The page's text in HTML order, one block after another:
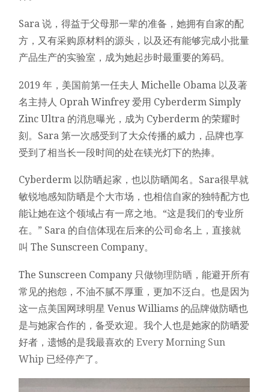
Sara 说，得益于父母那一辈的准备，她拥有自家的配
方，又有采购原材料的源头，以及还有能够完成小批量
产品生产的实验室，成为她起步时最重要的筹码。
2019 年，美国前第一任夫人 Michelle Obama 以及著
名主持人 Oprah Winfrey 爱用 Cyberderm Simply
Zinc Ultra 的消息曝光，成为 Cyberderm 的荣耀时
刻。Sara 第一次感受到了大众传播的威力，品牌也享
受到了相当长一段时间的处在镁光灯下的热捧。
Cyberderm 以防晒起家，也以防晒闻名。Sara很早就
敏锐地感知防晒是个大市场，也相信自家的独特配方也
能让她在这个领域占有一席之地。“这是我们的专业所
在。” Sara 的自信体现在后来的公司命名上，直接就
叫 The Sunscreen Company。
The Sunscreen Company 只做物理防晒 ，能避开所有
常见的抱怨，不油不腻不厚重，更加不泛白。也是因为
这一点美国网球明星 Venus Williams 的品牌做防晒也
是与她家合作的，备受欢迎。我个人也是她家的防晒爱
好者，遗憾的是我最喜欢的Every Morning Sun
Whip 已经停产了。